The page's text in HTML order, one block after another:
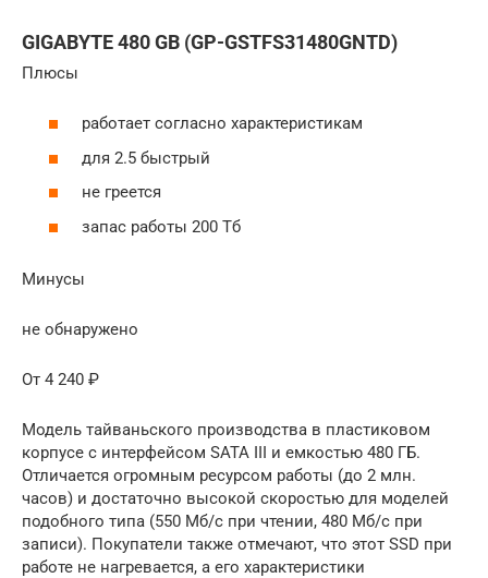
GIGABYTE 480 GB (GP-GSTFS31480GNTD)
Плюсы
работает согласно характеристикам
для 2.5 быстрый
не греется
запас работы 200 Тб
Минусы
не обнаружено
От 4 240 ₽
Модель тайваньского производства в пластиковом
корпусе с интерфейсом SATA III и емкостью 480 ГБ.
Отличается огромным ресурсом работы (до 2 млн.
часов) и достаточно высокой скоростью для моделей
подобного типа (550 Мб/с при чтении, 480 Мб/с при
записи). Покупатели также отмечают, что этот SSD при
работе не нагревается, а его характеристики